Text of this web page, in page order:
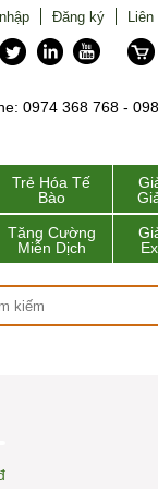
Đăng ký
Liên
0974 368 768 -
Trẻ Hóa Tế
Bào
Tăng Cường
Miễn Dịch